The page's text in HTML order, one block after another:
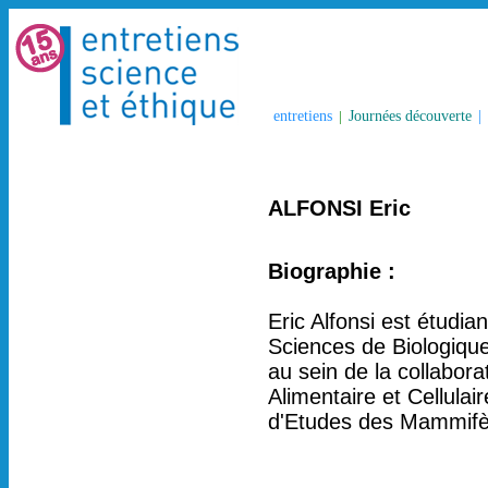
entretiens | Journées découverte
ALFONSI Eric
Biographie :
Eric Alfonsi est
Sciences de
au sein de la
Alimentaire et
d'Etudes des